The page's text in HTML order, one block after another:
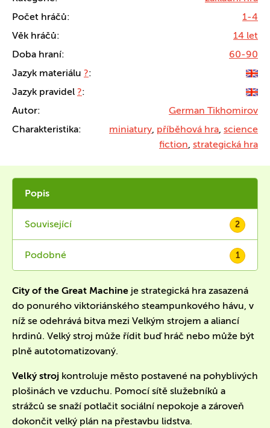
Počet hráčů:
1-4
Věk hráčů:
14 let
Doba hraní:
60-90
Jazyk materiálu ?:
Jazyk pravidel ?:
Autor:
German Tikhomirov
Charakteristika:
miniatury, příběhová hra, science
fiction, strategická hra
Popis
Související 2
Podobné 1
City of the Great Machine je strategická hra zasazená
do ponurého viktoriánského steampunkového hávu, v
níž se odehrává bitva mezi Velkým strojem a aliancí
hrdinů. Velký stroj může řídit buď hráč nebo může být
plně autotomatizovaný.
Velký stroj kontroluje město postavené na pohyblivých
plošinách ve vzduchu. Pomocí sítě služebníků a
strážců se snaží potlačit sociální nepokoje a zároveň
dokončit velký plán na přestavbu lidstva.